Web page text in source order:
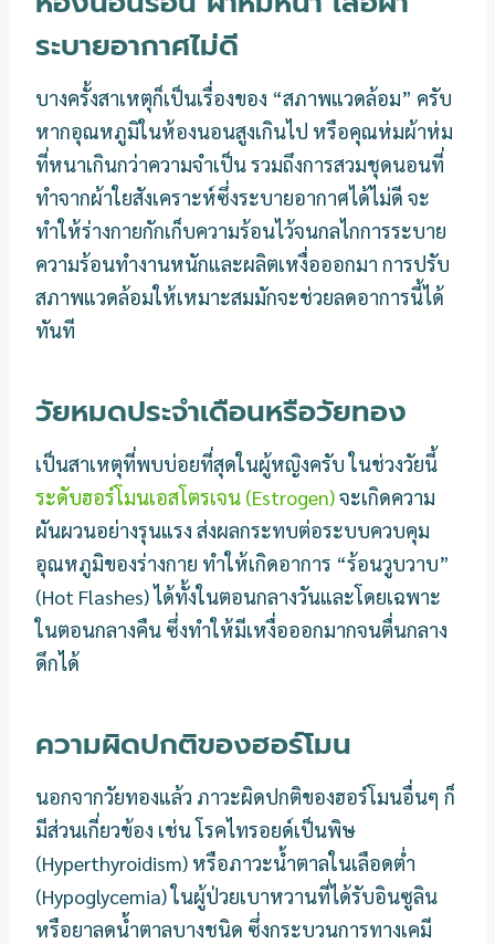
ระบายอากาศไม่ดี
บางครั้งสาเหตุก็เป็นเรื่องของ “สภาพแวดล้อม” ครับ
หากอุณหภูมิในห้องนอนสูงเกินไป หรือคุณห่มผ้าห่ม
ที่หนาเกินกว่าความจำเป็น รวมถึงการสวมชุดนอนที่
ทำจากผ้าใยสังเคราะห์ซึ่งระบายอากาศได้ไม่ดี จะ
ทำให้ร่างกายกักเก็บความร้อนไว้จนกลไกการระบาย
ความร้อนทำงานหนักและผลิตเหงื่อออกมา การปรับ
สภาพแวดล้อมให้เหมาะสมมักจะช่วยลดอาการนี้ได้
ทันที
วัยหมดประจำเดือนหรือวัยทอง
เป็นสาเหตุที่พบบ่อยที่สุดในผู้หญิงครับ ในช่วงวัยนี้
ระดับฮอร์โมนเอสโตรเจน (Estrogen)จะเกิดความ
ผันผวนอย่างรุนแรง ส่งผลกระทบต่อระบบควบคุม
อุณหภูมิของร่างกาย ทำให้เกิดอาการ “ร้อนวูบวาบ”
(Hot Flashes) ได้ทั้งในตอนกลางวันและโดยเฉพาะ
ในตอนกลางคืน ซึ่งทำให้มีเหงื่อออกมากจนตื่นกลาง
ดึกได้
ความผิดปกติของฮอร์โมน
นอกจากวัยทองแล้ว ภาวะผิดปกติของฮอร์โมนอื่นๆ ก็
มีส่วนเกี่ยวข้อง เช่น โรคไทรอยด์เป็นพิษ
(Hyperthyroidism) หรือภาวะน้ำตาลในเลือดต่ำ
(Hypoglycemia) ในผู้ป่วยเบาหวานที่ได้รับอินซูลิน
หรือยาลดน้ำตาลบางชนิด ซึ่งกระบวนการทางเคมี